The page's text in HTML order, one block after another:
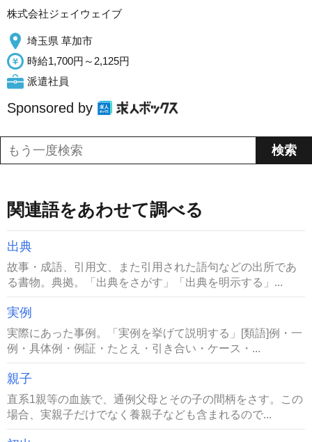
株式会社ジェイウェイブ
埼玉県 草加市
時給1,700円～2,125円
派遣社員
Sponsored by
関連語をあわせて調べる
出典
故事・成語、引用文、また引用された語句などの出所であ
る書物。典拠。「出典をさがす」「出典を明示する」...
実例
実際にあった事例。「実例を挙げて説明する」[類語]例・一
例・具体例・例証・たとえ・引き合い・ケース・...
親子
直系1親等の血族で、通例父母とその子の間柄をさす。この
場合、実親子だけでなく養親子なども含まれるので...